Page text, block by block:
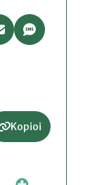
Kopioi